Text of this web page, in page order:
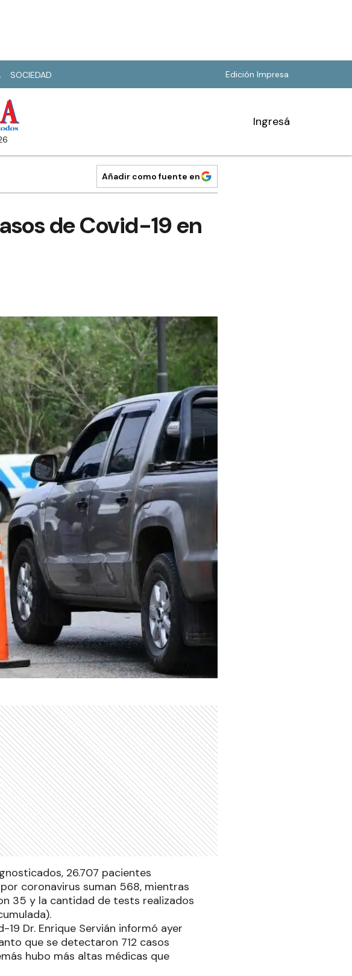
SOCIEDAD Edición Impresa
Ingresá
Añadir como fuente en
de Covid-19 en
26.707 pacientes
coronavirus suman 568, mientras
35 y la cantidad de tests realizados
Dr. Enrique Servián informó ayer
que se detectaron 712 casos
hubo más altas médicas que